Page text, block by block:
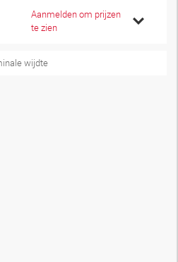
Aanmelden om prijzen
te zien
wijdte